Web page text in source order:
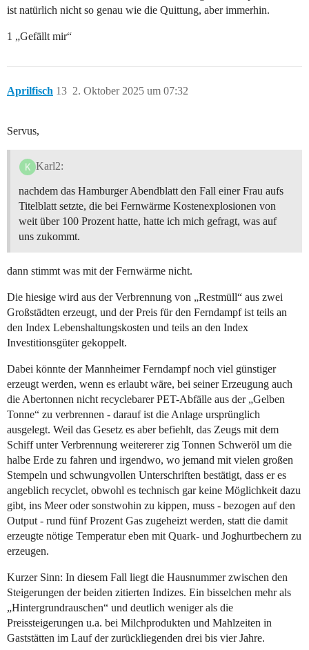
ist natürlich nicht so genau wie die Quittung, aber immerhin.
1 „Gefällt mir“
Aprilfisch 2. Oktober 2025 um 07:32
13
Servus,
Karl2:
nachdem das Hamburger Abendblatt den Fall einer Frau aufs
Titelblatt setzte, die bei Fernwärme Kostenexplosionen von
weit über 100 Prozent hatte, hatte ich mich gefragt, was auf
uns zukommt.
dann stimmt was mit der Fernwärme nicht.
Die hiesige wird aus der Verbrennung von „Restmüll“ aus zwei
Großstädten erzeugt, und der Preis für den Ferndampf ist teils an
den Index Lebenshaltungskosten und teils an den Index
Investitionsgüter gekoppelt.
Dabei könnte der Mannheimer Ferndampf noch viel günstiger
erzeugt werden, wenn es erlaubt wäre, bei seiner Erzeugung auch
die Abertonnen nicht recyclebarer PET-Abfälle aus der „Gelben
Tonne“ zu verbrennen - darauf ist die Anlage ursprünglich
ausgelegt. Weil das Gesetz es aber befiehlt, das Zeugs mit dem
Schiff unter Verbrennung weitererer zig Tonnen Schweröl um die
halbe Erde zu fahren und irgendwo, wo jemand mit vielen großen
Stempeln und schwungvollen Unterschriften bestätigt, dass er es
angeblich recyclet, obwohl es technisch gar keine Möglichkeit dazu
gibt, ins Meer oder sonstwohin zu kippen, muss - bezogen auf den
Output - rund fünf Prozent Gas zugeheizt werden, statt die damit
erzeugte nötige Temperatur eben mit Quark- und Joghurtbechern zu
erzeugen.
Kurzer Sinn: In diesem Fall liegt die Hausnummer zwischen den
Steigerungen der beiden zitierten Indizes. Ein bisselchen mehr als
„Hintergrundrauschen“ und deutlich weniger als die
Preissteigerungen u.a. bei Milchprodukten und Mahlzeiten in
Gaststätten im Lauf der zurückliegenden drei bis vier Jahre.